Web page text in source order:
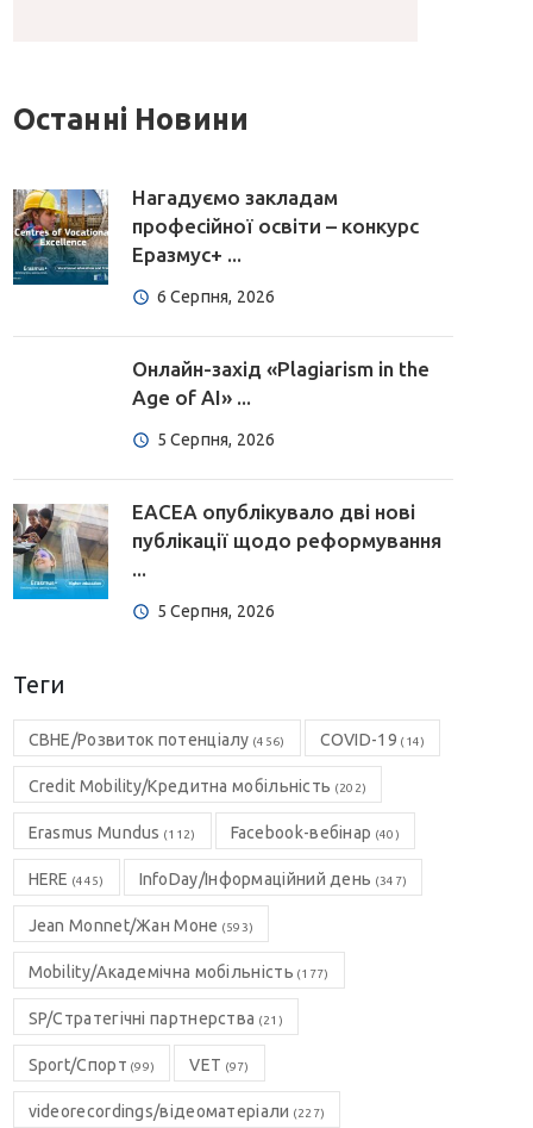
Останні Новини
Нагадуємо закладам
професійної освіти – конкурс
Еразмус+ ...
6 Серпня, 2026
Онлайн-захід «Plagiarism in the
Age of AI» ...
5 Серпня, 2026
EACEA опублікувало дві нові
публікації щодо реформування
...
5 Серпня, 2026
Теги
CBHE/Розвиток потенціалу (456) COVID-19 (14)
Credit Mobility/Кредитна мобільність (202)
Erasmus Mundus (112) Facebook-вебінар (40)
HERE (445) InfoDay/Інформаційний день (347)
Jean Monnet/Жан Моне (593)
Mobility/Академічна мобільність (177)
SP/Стратегічні партнерства (21)
Sport/Спорт (99) VET (97)
videorecordings/відеоматеріали (227)